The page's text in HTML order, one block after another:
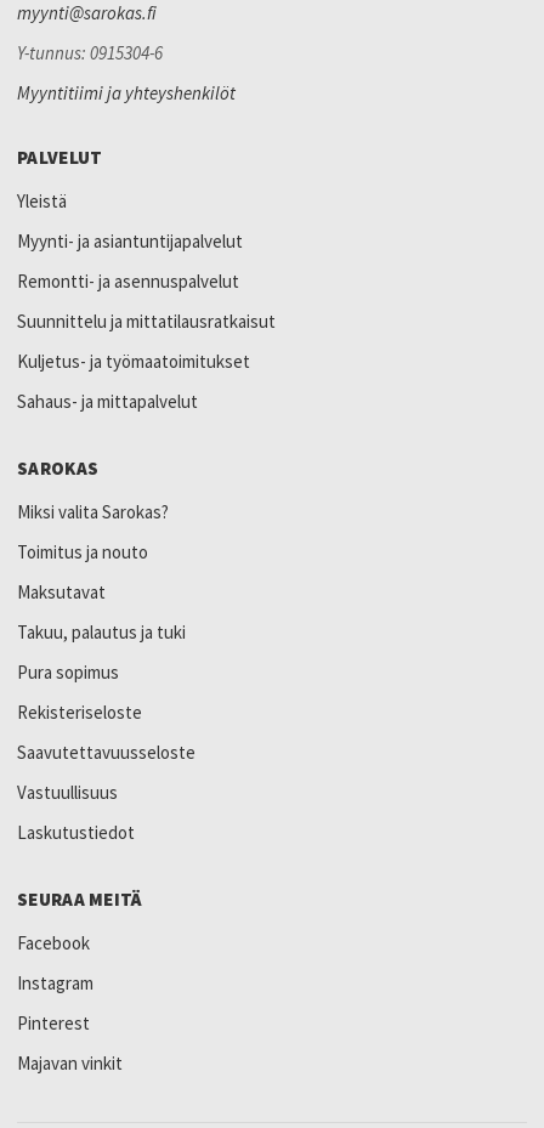
myynti@sarokas.fi
Y-tunnus: 0915304-6
Myyntitiimi ja yhteyshenkilöt
PALVELUT
Yleistä
Myynti- ja asiantuntijapalvelut
Remontti- ja asennuspalvelut
Suunnittelu ja mittatilausratkaisut
Kuljetus- ja työmaatoimitukset
Sahaus- ja mittapalvelut
SAROKAS
Miksi valita Sarokas?
Toimitus ja nouto
Maksutavat
Takuu, palautus ja tuki
Pura sopimus
Rekisteriseloste
Saavutettavuusseloste
Vastuullisuus
Laskutustiedot
SEURAA MEITÄ
Facebook
Instagram
Pinterest
Majavan vinkit